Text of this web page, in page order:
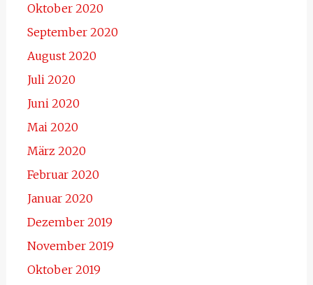
Oktober 2020
September 2020
August 2020
Juli 2020
Juni 2020
Mai 2020
März 2020
Februar 2020
Januar 2020
Dezember 2019
November 2019
Oktober 2019